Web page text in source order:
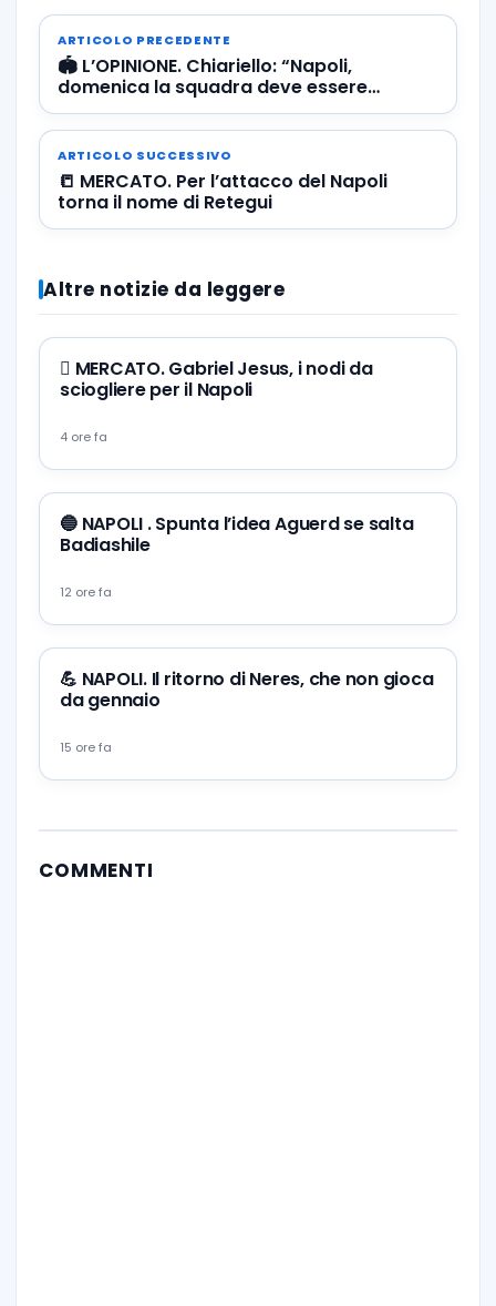
ARTICOLO PRECEDENTE
🏟️ L’OPINIONE. Chiariello: “Napoli,
domenica la squadra deve essere
subissata di fischi”
ARTICOLO SUCCESSIVO
📒 MERCATO. Per l’attacco del Napoli
torna il nome di Retegui
Altre notizie da leggere
🪎 MERCATO. Gabriel Jesus, i nodi da
sciogliere per il Napoli
4 ore fa
🔵 NAPOLI . Spunta l’idea Aguerd se salta
Badiashile
12 ore fa
💪 NAPOLI. Il ritorno di Neres, che non gioca
da gennaio
15 ore fa
COMMENTI